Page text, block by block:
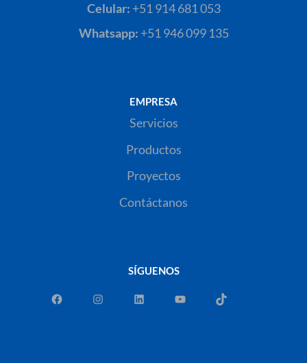
Celular: +51 914 681 053
Whatsapp: +51 946 099 135
EMPRESA
Servicios
Productos
Proyectos
Contáctanos
SÍGUENOS